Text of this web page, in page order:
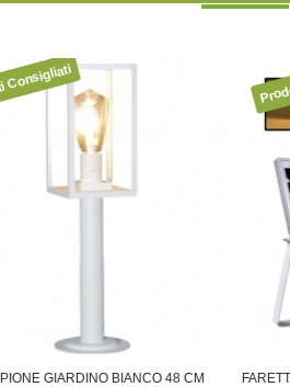
LED SOLARE 100W CON CCT SWITCH